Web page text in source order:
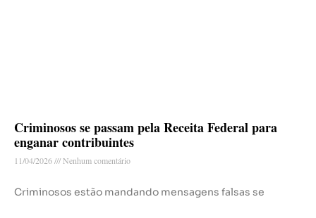
Criminosos se passam pela Receita Federal para
enganar contribuintes
11/04/2026 Nenhum comentário
Criminosos estão mandando mensagens falsas se